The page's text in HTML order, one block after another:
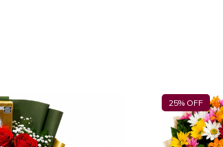
25% OFF